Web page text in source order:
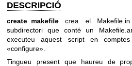
DESCRIPCIÓ
create_makefile crea el
subdirectori que conté un
executeu aquest script en
«configure».
Tingueu present que haureu de